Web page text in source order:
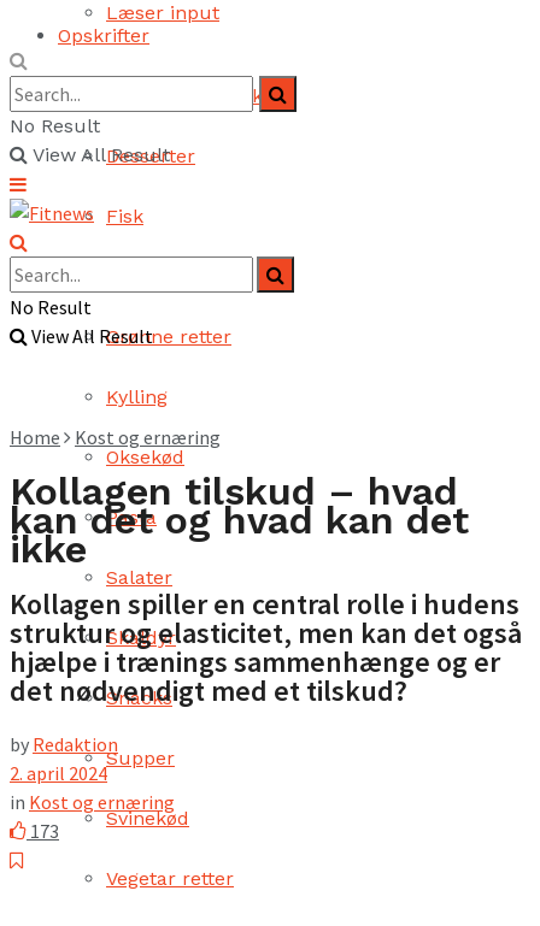
Opskrifter
Brød og bagværk
Desserter
Fisk
Grønne retter
Kylling
Oksekød
Pasta
Salater
Skaldyr
Snacks
Supper
Svinekød
Vegetar retter
Læser input
No Result
View All Result
No Result
View All Result
Home Kost og ernæring
Kollagen tilskud – hvad
kan det og hvad kan det
ikke
Kollagen spiller en central rolle i hudens
struktur og elasticitet, men kan det også
hjælpe i trænings sammenhænge og er
det nødvendigt med et tilskud?
by Redaktion
2. april 2024
in Kost og ernæring
173